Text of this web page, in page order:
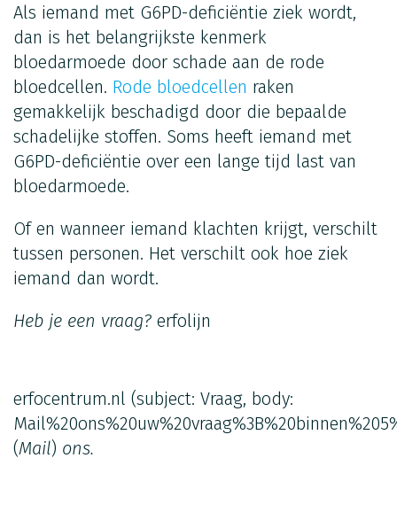
Als iemand met G6PD-deficiëntie ziek wordt,
dan is het belangrijkste kenmerk
bloedarmoede door schade aan de rode
bloedcellen. Rode bloedcellen raken
gemakkelijk beschadigd door die bepaalde
schadelijke stoffen. Soms heeft iemand met
G6PD-deficiëntie over een lange tijd last van
bloedarmoede.
Of en wanneer iemand klachten krijgt, verschilt
tussen personen. Het verschilt ook hoe ziek
iemand dan wordt.
Heb je een vraag? erfolijn
erfocentrum.nl (subject: Vraag, body:
(Mail) ons.